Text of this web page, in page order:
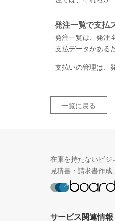
発注一覧で支払
発注一覧は、発注
支払データがある
支払いの管理は、
一覧に戻る
在庫を持たないビジ
見積書・請求書作
サービス関連情報